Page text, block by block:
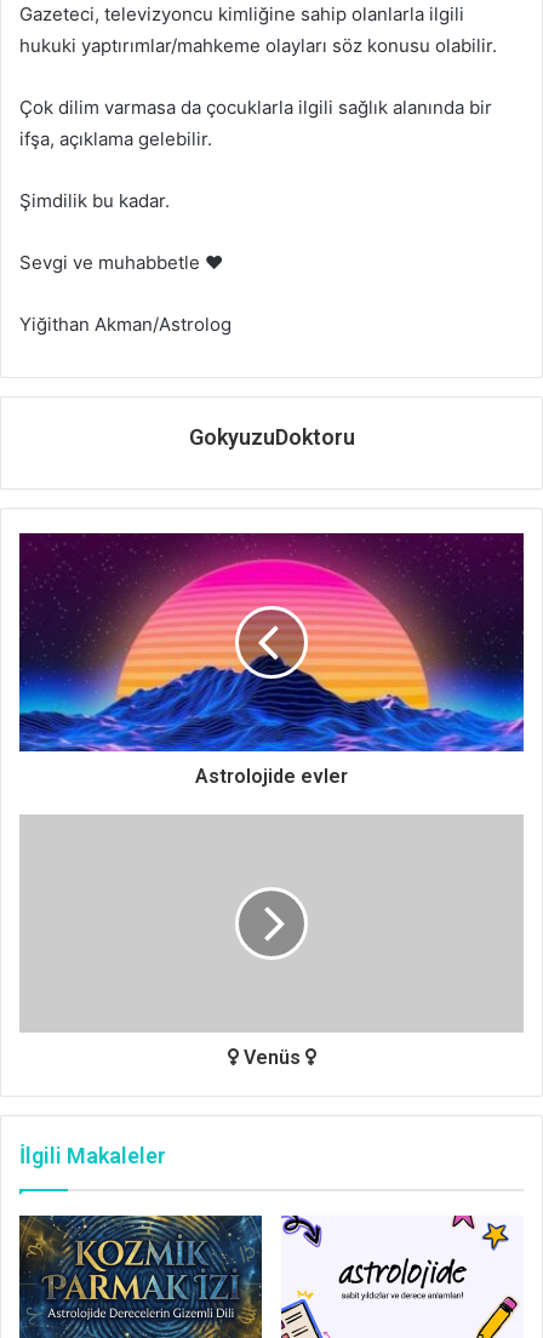
Gazeteci, televizyoncu kimliğine sahip olanlarla ilgili
hukuki yaptırımlar/mahkeme olayları söz konusu olabilir.
Çok dilim varmasa da çocuklarla ilgili sağlık alanında bir
ifşa, açıklama gelebilir.
Şimdilik bu kadar.
Sevgi ve muhabbetle ❤️
Yiğithan Akman/Astrolog
GokyuzuDoktoru
Astrolojide evler
Venüs
İlgili Makaleler